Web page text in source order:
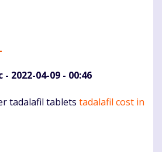
- 2022-04-09 - 00:46
tadalafil tablets tadalafil cost in